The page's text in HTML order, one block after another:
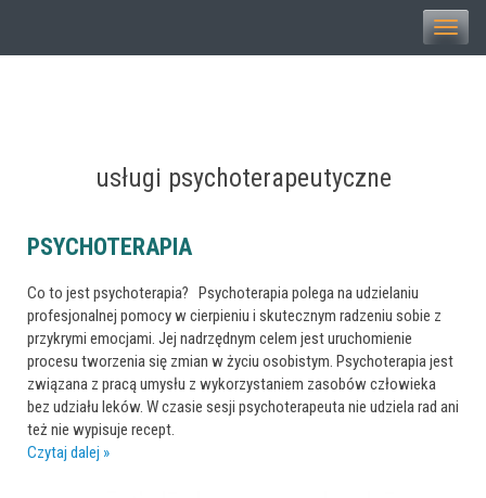
Toggle
usługi psychoterapeutyczne
PSYCHOTERAPIA
Co to jest psychoterapia? Psychoterapia polega na udzielaniu
profesjonalnej pomocy w cierpieniu i skutecznym radzeniu sobie z
przykrymi emocjami. Jej nadrzędnym celem jest uruchomienie
procesu tworzenia się zmian w życiu osobistym. Psychoterapia jest
związana z pracą umysłu z wykorzystaniem zasobów człowieka
bez udziału leków. W czasie sesji psychoterapeuta nie udziela rad ani
też nie wypisuje recept.
Czytaj dalej »